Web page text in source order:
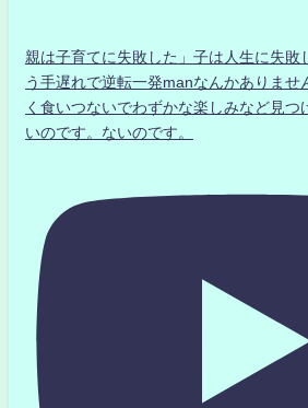
親は子育てに失敗した」子は人生に失敗
う手遅れで逆転一発manなんかありませ
く食いつないでわずかな楽しみなど見つ
いのです。ないのです。